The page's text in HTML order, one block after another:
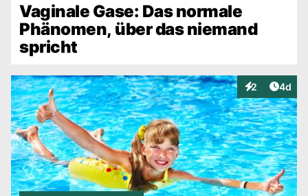
Vaginale Gase: Das normale
Phänomen, über das niemand
spricht
2
Interaktionen
4d